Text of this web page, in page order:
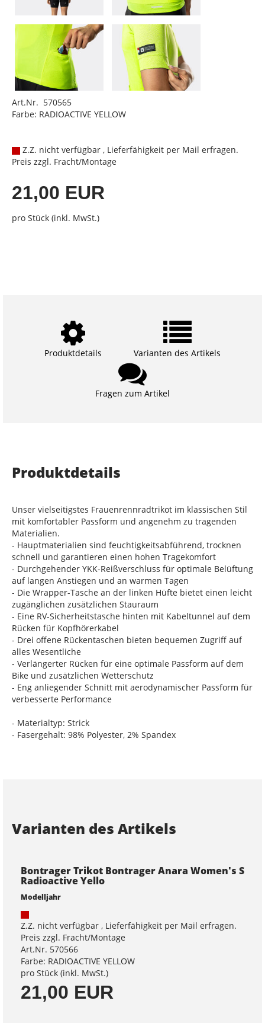
Art.Nr. 570565
Farbe: RADIOACTIVE YELLOW
Z.Z. nicht verfügbar , Lieferfähigkeit per Mail erfragen.
Preis zzgl. Fracht/Montage
21,00 EUR
pro Stück (inkl. MwSt.)
Produktdetails Varianten des Artikels
Fragen zum Artikel
Produktdetails
Unser vielseitigstes Frauenrennradtrikot im klassischen Stil
mit komfortabler Passform und angenehm zu tragenden
Materialien.
- Hauptmaterialien sind feuchtigkeitsabführend, trocknen
schnell und garantieren einen hohen Tragekomfort
- Durchgehender YKK-Reißverschluss für optimale Belüftung
auf langen Anstiegen und an warmen Tagen
- Die Wrapper-Tasche an der linken Hüfte bietet einen leicht
zugänglichen zusätzlichen Stauraum
- Eine RV-Sicherheitstasche hinten mit Kabeltunnel auf dem
Rücken für Kopfhörerkabel
- Drei offene Rückentaschen bieten bequemen Zugriff auf
alles Wesentliche
- Verlängerter Rücken für eine optimale Passform auf dem
Bike und zusätzlichen Wetterschutz
- Eng anliegender Schnitt mit aerodynamischer Passform für
verbesserte Performance
- Materialtyp: Strick
- Fasergehalt: 98% Polyester, 2% Spandex
Varianten des Artikels
Bontrager Trikot Bontrager Anara Women's S
Radioactive Yello
Modelljahr
Z.Z. nicht verfügbar , Lieferfähigkeit per Mail erfragen.
Preis zzgl. Fracht/Montage
Art.Nr. 570566
Farbe: RADIOACTIVE YELLOW
pro Stück (inkl. MwSt.)
21,00 EUR